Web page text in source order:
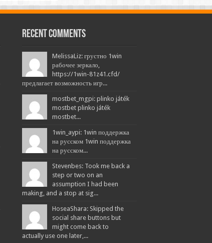
Recent Comments
MelissaLiz: грустно 1win
рабочее зеркало,
https://1win-81z41.cfd/
предлагает возможность игр...
mostbet_mgpi: plinko játék
mostbet plinko játék
mostbet...
1win_aypi: 1win поддержка
на русском 1win поддержка
на русском...
Stevenbes: Took me back a
step or two on an
assumption I had been
making, and a stop at sig...
HoseaShara: Skipped the
social share buttons but
might come back to
actually use one later,...